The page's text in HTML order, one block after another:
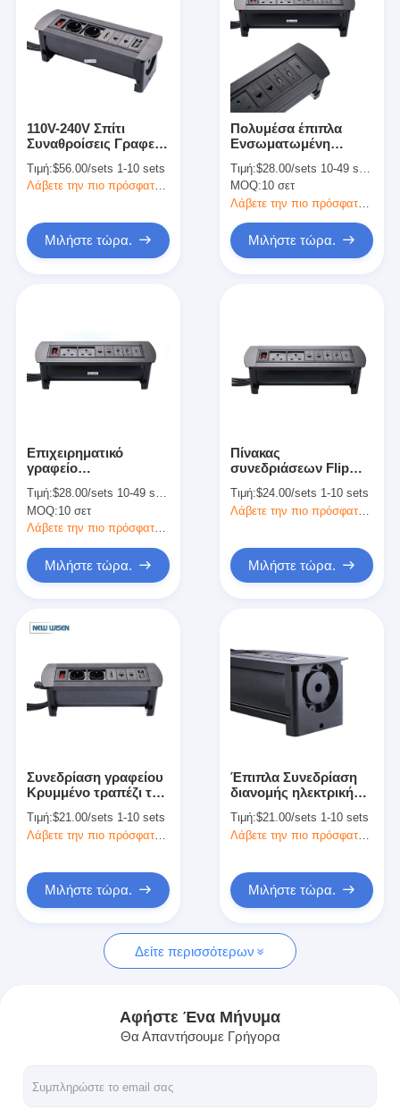
Σχετικά με εμάς
επαφή
Μιλήστε τώρα.
Διαδραστικοί πίνακες
Σύστημα διασκέψεων
Επικαιροποιήστε την οθόνη.
Εμφανισμένη πρίζα γραφείου
110V-240V Σπίτι
Συναθροίσεις Γραφείο
Μαύρο ODM
Τιμή:$56.00/sets 1-10 sets
Λάβετε την πιο πρόσφατη τιμή
Μιλήστε τώρα.
Πολυμέσα έπιπλα
Ενσωματωμένη
Σημείο για τραπέζι
συνεδριάσεων
Τιμή:$28.00/sets 10-49 sets
MOQ:10 σετ
Μιλήστε τώρα.
Επιχειρηματικό
γραφείο
πρίζες ρεύματος
Μηχανοκίνητο Flip
Plug ODM
Τιμή:$28.00/sets 10-49 sets
MOQ:10 σετ
Λάβετε την πιο πρόσφατη τιμή
Μιλήστε τώρα.
Πίνακας
συνεδριάσεων Flip
σημεία γραφείου
Επιπλοστάσιο Σημείο
Τιμή:$24.00/sets 1-10 sets
Μιλήστε τώρα.
Συνεδρίαση γραφείου
Κρυμμένο τραπέζι της
συνεδριάσεων Σημεία
ηλεκτρικής ενέργειας
Τιμή:$21.00/sets 1-10 sets
Λάβετε την πιο πρόσφατη τιμή
Μιλήστε τώρα.
Έπιπλα Συνεδρίαση
διανομής ηλεκτρικής
Ενσωματωμένη
λωρίδα ηλεκτρικής
Τιμή:$21.00/sets 1-10 sets
Μιλήστε τώρα.
Δείτε περισσότερων
Αφήστε Ένα Μήνυμα
Θα Απαντήσουμε Γρήγορα